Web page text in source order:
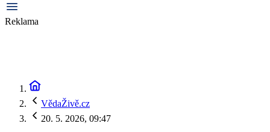
Reklama
VědaŽivě.cz
20. 5. 2026, 09:47